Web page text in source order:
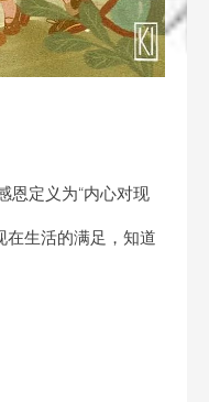
恩定义为“内心对现
在生活的满足，知道